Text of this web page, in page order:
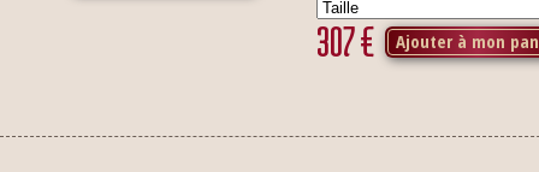
307€ Ajouter à mon